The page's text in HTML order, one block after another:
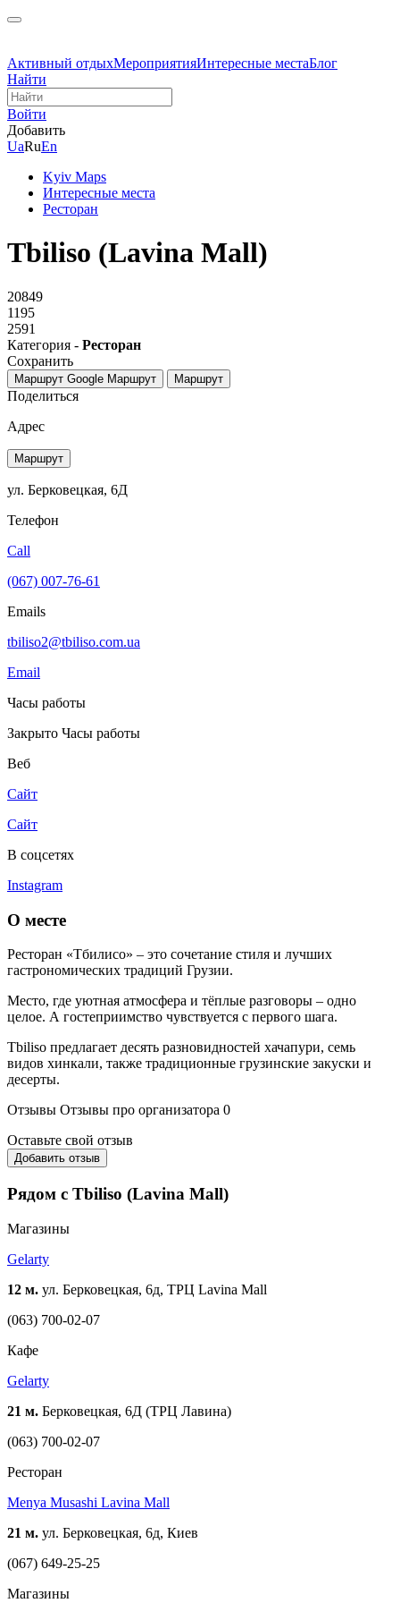
Активный отдыхМероприятияИнтересные местаБлог
Найти
Войти
Добавить
UaRuEn
Kyiv Maps
Интересные места
Ресторан
Tbiliso (Lavina Mall)
20849
1195
2591
Категория - Ресторан
Сохранить
Маршрут Google Маршрут Маршрут
Поделиться
Адрес
Маршрут
ул. Берковецкая, 6Д
Телефон
Call
(067) 007-76-61
Emails
tbiliso2@tbiliso.com.ua
Email
Часы работы
Закрыто Часы работы
Веб
Сайт
Сайт
В соцсетях
Instagram
О месте
Ресторан «Тбилисо» – это сочетание стиля и лучших
гастрономических традиций Грузии.
Место, где уютная атмосфера и тёплые разговоры – одно
целое. А гостеприимство чувствуется с первого шага.
Tbiliso предлагает десять разновидностей хачапури, семь
видов хинкали, также традиционные грузинские закуски и
десерты.
Отзывы Отзывы про организатора 0
Оставьте свой отзыв
Добавить отзыв
Рядом с Tbiliso (Lavina Mall)
Магазины
Gelarty
12 м. ул. Берковецкая, 6д, ТРЦ Lavina Mall
(063) 700-02-07
Кафе
Gelarty
21 м. Берковецкая, 6Д (ТРЦ Лавина)
(063) 700-02-07
Ресторан
Menya Musashi Lavina Mall
21 м. ул. Берковецкая, 6д, Киев
(067) 649-25-25
Магазины